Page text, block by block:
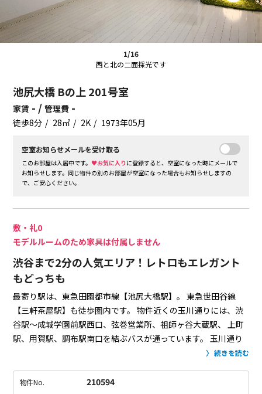
1/16
西と北の二面採光です
池尻大橋 Bの上 201号室
家賃 - /管理費 -
徒歩8分 28㎡ 2K 1973年05月
空室お知らせメールを受け取る
このお部屋は入居中です。♥お気に入り に登録すると、空室になった時にメールで
お知らせします。同じ物件の別のお部屋が空室になった場合もお知らせしますの
で、ご安心ください。
敷・礼0
モデルルームのため家具は付属しません
渋谷まで2分の人気エリア！レトロもエレガント
もどっちも
最寄り駅は、東急田園都市線【池尻大橋駅】。 東急世田谷線
【三軒茶屋駅】も徒歩圏内です。
物件近くの玉川通りには、渋
谷駅～成城学園前駅西口、弦巻営業所、祖師ヶ谷大蔵駅、 上町
駅、用賀駅、調布駅南口を結ぶバスが通っています。 玉川通り
多方面にアクセス
は、インパクト大なレモンイエローの外観。
続きを読む
物件No. 210594